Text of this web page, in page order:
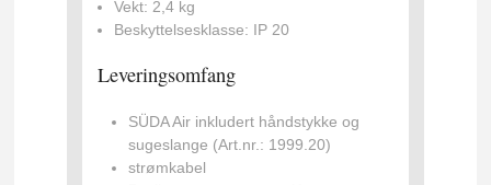
Vekt: 2,4 kg
Beskyttelsesklasse: IP 20
Leveringsomfang
SÜDA Air inkludert håndstykke og
sugeslange (Art.nr.: 1999.20)
strømkabel